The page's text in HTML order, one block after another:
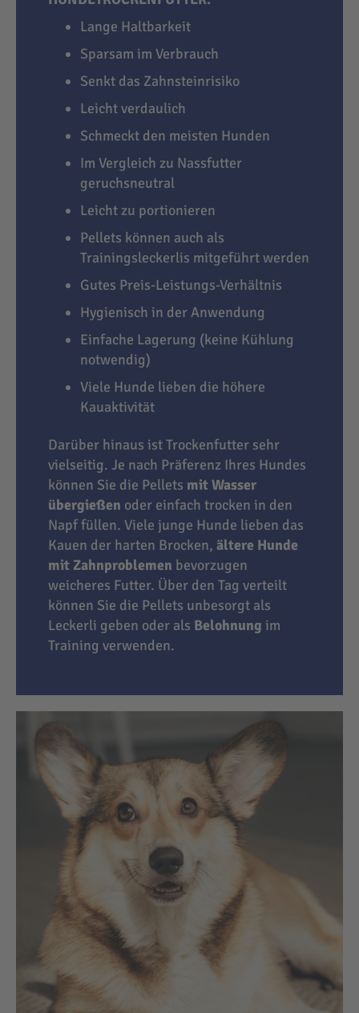
Lange Haltbarkeit
Sparsam im Verbrauch
Senkt das Zahnsteinrisiko
Leicht verdaulich
Schmeckt den meisten Hunden
Im Vergleich zu Nassfutter
geruchsneutral
Leicht zu portionieren
Pellets können auch als
Trainingsleckerlis mitgeführt werden
Gutes Preis-Leistungs-Verhältnis
Hygienisch in der Anwendung
Einfache Lagerung (keine Kühlung
notwendig)
Viele Hunde lieben die höhere
Kauaktivität
Darüber hinaus ist Trockenfutter sehr
vielseitig. Je nach Präferenz Ihres Hundes
können Sie die Pellets mit Wasser
übergießen oder einfach trocken in den
Napf füllen. Viele junge Hunde lieben das
Kauen der harten Brocken, ältere Hunde
mit Zahnproblemen bevorzugen
weicheres Futter. Über den Tag verteilt
können Sie die Pellets unbesorgt als
Leckerli geben oder als Belohnung im
Training verwenden.